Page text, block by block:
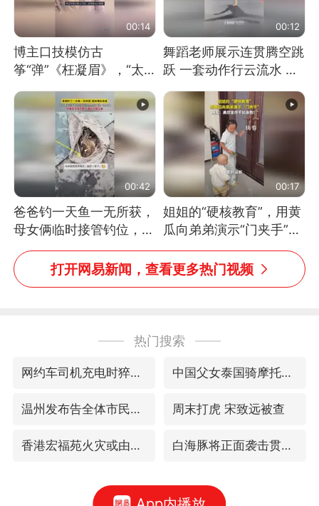
00:14
博主口技模仿古
筝“弹”《枉凝眉》，“太
像了～你是吃古筝长大的
吗？”“或将成为首位考级
不带古筝的选手。”（来
源：新华每日电讯）
00:12
舞蹈老师展示连贯腾空跳
跃 一套动作行云流水 节
奏感拉满 网友：怎么做
到又舞又武的？
00:42
爸爸钓一天鱼一无所获，
母女俩临时接管钓位，用
玩具鱼竿钓上大鱼
00:17
姐姐的“硬核教育”，用黄
瓜向弟弟演示“门夹手”，
网友：果然言传不如身
教！
打开网易新闻，查看更多热门视频
热门搜索
网约车司机充电时猝死保险拒赔 中国父女泰国骑摩托车坠崖1死1伤
温州发布告全体市民书：非必要不外出 周末打虎 宋致远被查
香港宏福苑火灾或由烟头引起 白海豚将正面袭击贯穿浙江